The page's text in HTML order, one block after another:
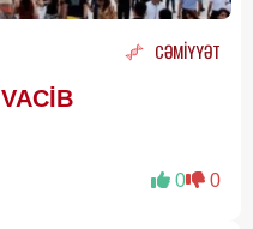
CƏMİYYƏT
VACİB
0 0